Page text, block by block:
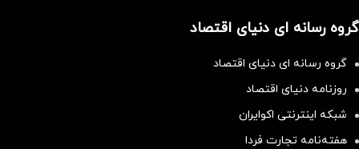
گروه رسانه ای دنیای اقتصاد
گروه رسانه ای دنیای اقتصاد
روزنامه دنیای اقتصاد
شبکه اینترنتی اکوایران
هفته‌نامه تجارت فردا